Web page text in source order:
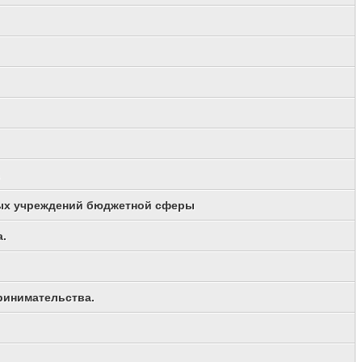
учреждений бюджетной сферы